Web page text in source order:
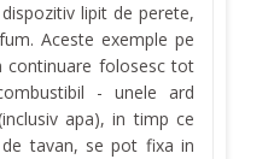
lipit de perete,
Aceste exemple pe
continuare folosesc tot
- unele ard
apa), in timp ce
tavan, se pot fixa in